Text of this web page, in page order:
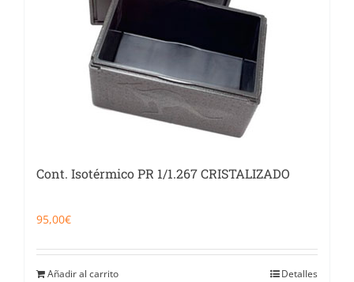
Cont. Isotérmico PR 1/1.267 CRISTALIZADO
95,00€
Añadir al carrito Detalles